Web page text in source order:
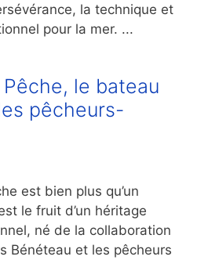
la technique et
pour la mer. ...
le bateau
pêcheurs-
est bien plus qu’un
le fruit d’un héritage
né de la collaboration
Bénéteau et les pêcheurs